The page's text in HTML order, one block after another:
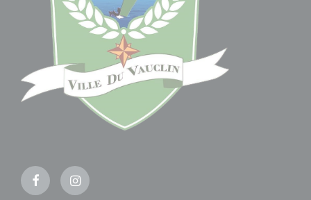
FacebookInstagram